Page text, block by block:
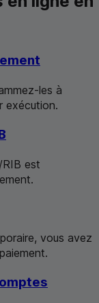
les à
exécution.
est
vous avez